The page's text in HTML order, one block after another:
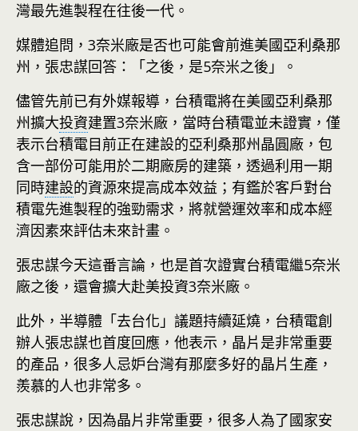
灣最先進製程在往後一代。
媒體追問，3奈米廠是否也可能會前進美國亞利桑那
州，張忠謀回答：「之後，是5奈米之後」。
儘管先前已有外媒報導，台積電將在美國亞利桑那
州擴大投資建置3奈米廠，當時台積電並未證實，僅
表示台積電目前正在建設的亞利桑那州晶圓廠，包
含一部份可能用於二期廠房的建築，透過利用一期
同時建設的資源來提高成本效益；有鑑於客戶對台
積電先進製程的強勁需求，將就營運效率和成本經
濟因素來評估未來計畫。
張忠謀今天這番言論，也是首次證實台積電繼5奈米
廠之後，還會擴大赴美投資3奈米廠。
此外，半導體「去台化」議題持續延燒，台積電創
辦人張忠謀也首度回應，他表示，晶片是非常重要
的產品，很多人忌妒台灣有那麼多好的晶片生產，
羨慕的人也非常多。
張忠謀說，因為晶片非常重要，很多人為了國家安